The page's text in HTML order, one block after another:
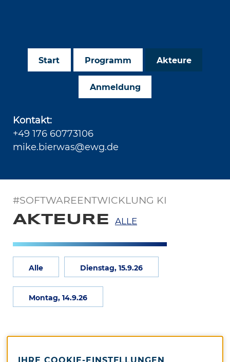
Start Programm Akteure
Anmeldung
Kontakt:
+49 176 60773106
mike.bierwas@ewg.de
#SOFTWAREENTWICKLUNG KI
AKTEURE ALLE
Alle Dienstag, 15.9.26
Montag, 14.9.26
IHRE COOKIE-EINSTELLUNGEN